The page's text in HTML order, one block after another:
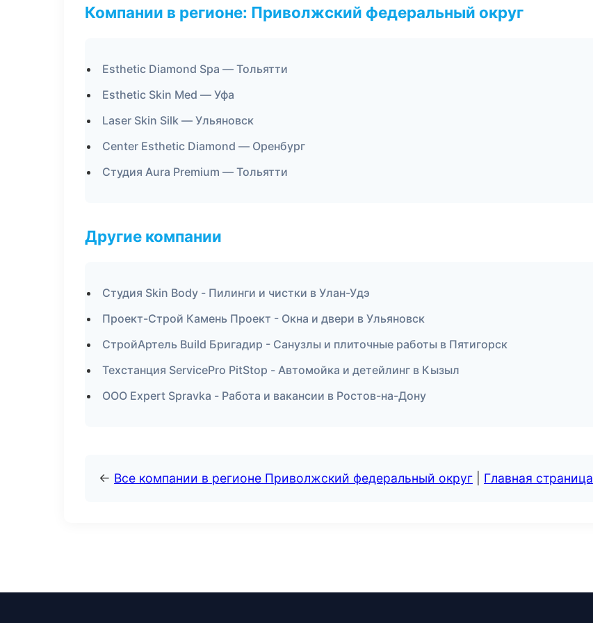
Компании в регионе: Приволжский федеральный округ
Esthetic Diamond Spa — Тольятти
Esthetic Skin Med — Уфа
Laser Skin Silk — Ульяновск
Center Esthetic Diamond — Оренбург
Студия Aura Premium — Тольятти
Другие компании
Студия Skin Body - Пилинги и чистки в Улан-Удэ
Проект-Строй Камень Проект - Окна и двери в Ульяновск
СтройАртель Build Бригадир - Санузлы и плиточные работы в Пятигорск
Техстанция ServicePro PitStop - Автомойка и детейлинг в Кызыл
ООО Expert Spravka - Работа и вакансии в Ростов-на-Дону
← Все компании в регионе Приволжский федеральный округ Главная страница